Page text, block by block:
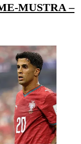
MUSTRA –